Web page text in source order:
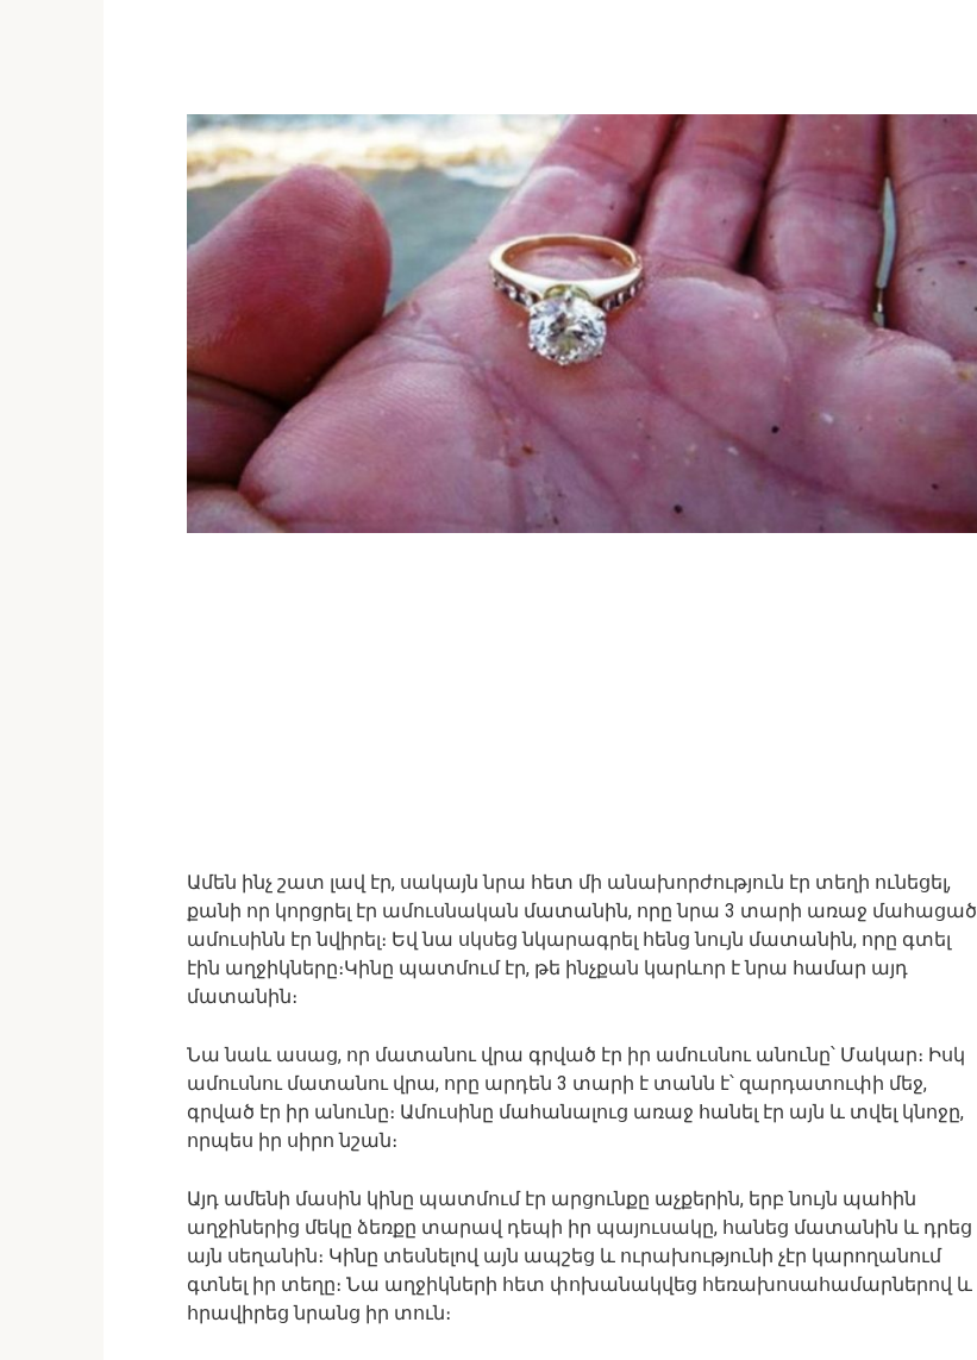
Ամեն ինչ շատ լավ էր, սակայն նրա հետ մի անախորժություն էր տեղի ունեցել,
քանի որ կորցրել էր ամուսնական մատանին, որը նրա 3 տարի առաջ մահացած
ամուսինն էր նվիրել։ Եվ նա սկսեց նկարագրել հենց նույն մատանին, որը գտել
էին աղջիկները։Կինը պատմում էր, թե ինչքան կարևոր է նրա համար այդ
մատանին։
Նա նաև ասաց, որ մատանու վրա գրված էր իր ամուսնու անունը՝ Մակար։ Իսկ
ամուսնու մատանու վրա, որը արդեն 3 տարի է տանն է՝ զարդատուփի մեջ,
գրված էր իր անունը։ Ամուսինը մահանալուց առաջ հանել էր այն և տվել կնոջը,
որպես իր սիրո նշան։
Այդ ամենի մասին կինը պատմում էր արցունքը աչքերին, երբ նույն պահին
աղջիներից մեկը ձեռքը տարավ դեպի իր պայուսակը, հանեց մատանին և դրեց
այն սեղանին։ Կինը տեսնելով այն ապշեց և ուրախությունի չէր կարողանում
գտնել իր տեղը։ Նա աղջիկների հետ փոխանակվեց հեռախոսահամարներով և
հրավիրեց նրանց իր տուն։